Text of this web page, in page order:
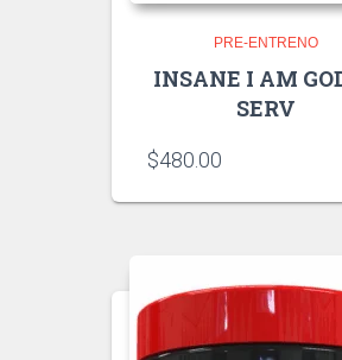
PRE-ENTRENO
INSANE I AM
SERV
$480.00